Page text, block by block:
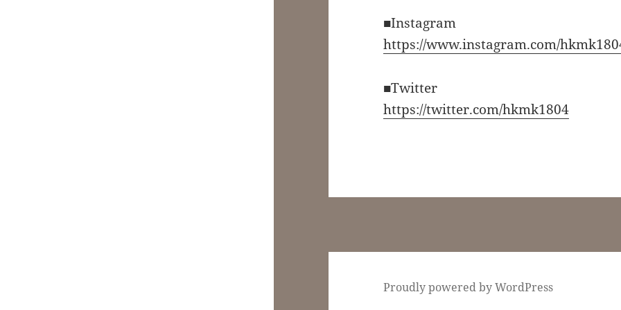
■Instagram
https://www.instagram.com/
■Twitter
https://twitter.com/hkmk1804
Proudly powered by WordPress